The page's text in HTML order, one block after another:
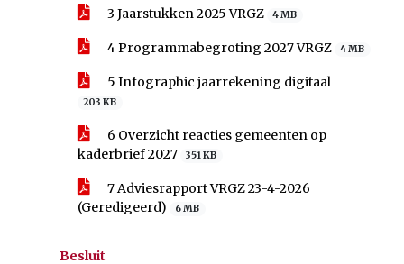
3 Jaarstukken 2025 VRGZ 4 MB
4 Programmabegroting 2027 VRGZ 4 MB
5 Infographic jaarrekening digitaal
203 KB
6 Overzicht reacties gemeenten op
kaderbrief 2027
351 KB
7 Adviesrapport VRGZ 23-4-2026
(Geredigeerd)
6 MB
Besluit